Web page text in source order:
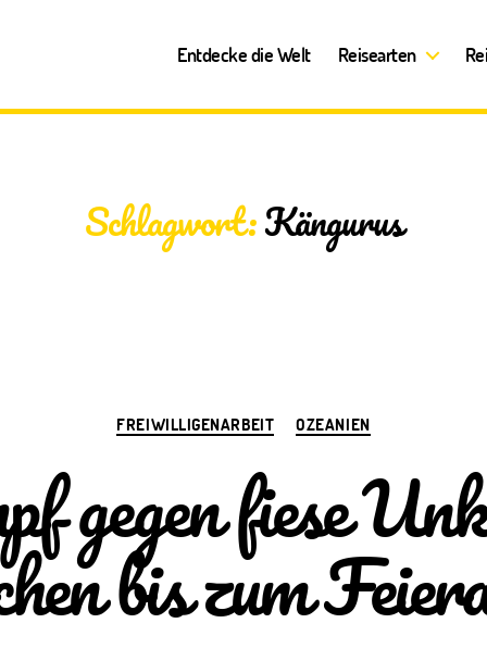
Entdecke die Welt Reisearten
Schlagwort:Kängurus
Kategorien
FREIWILLIGENARBEIT OZEANIEN
gegen fiese
bis zum